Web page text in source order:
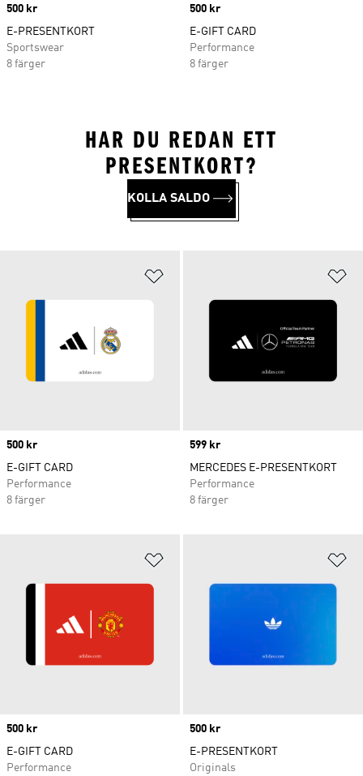
Price
500 kr
E-PRESENTKORT
Sportswear
8 färger
Price
500 kr
E-GIFT CARD
Performance
8 färger
Price
500 kr
E-GIFT CARD
Performance
8 färger
Price
599 kr
MERCEDES E-PRESENTKORT
Performance
8 färger
Price
500 kr
E-GIFT CARD
Performance
Price
500 kr
E-PRESENTKORT
Originals
HAR DU REDAN ETT
PRESENTKORT?
KOLLA SALDO